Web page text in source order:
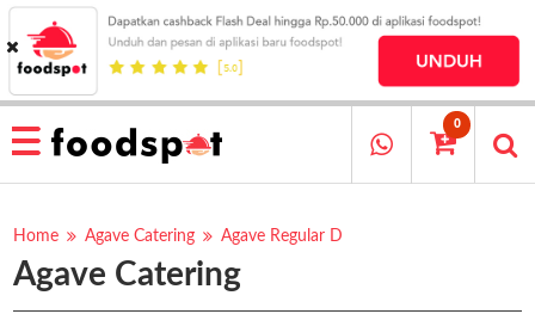
HOME
MENU
RESTAURANT
PESAN
OUR
COMPANY
0
Home Agave Catering Agave Regular D
Agave Catering